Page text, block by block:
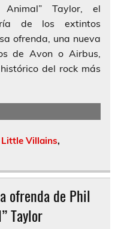
Taylor, el
de los extintos
ofrenda, una nueva
de Avon o Airbus,
del rock más
Little Villains,
ofrenda de Phil
Taylor